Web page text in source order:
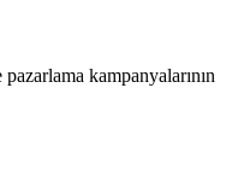
kampanyalarının